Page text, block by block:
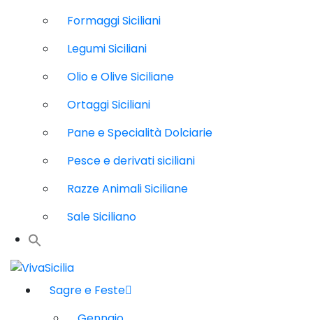
Formaggi Siciliani
Legumi Siciliani
Olio e Olive Siciliane
Ortaggi Siciliani
Pane e Specialità Dolciarie
Pesce e derivati siciliani
Razze Animali Siciliane
Sale Siciliano
Sagre e Feste